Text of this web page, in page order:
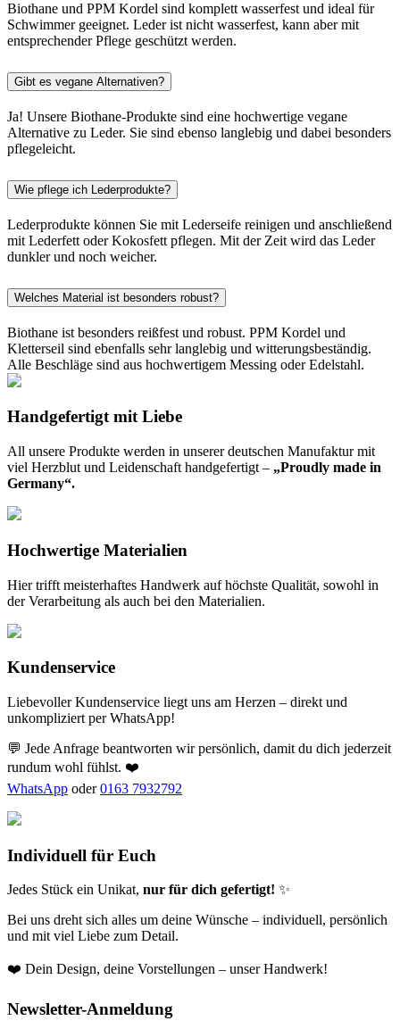
Biothane und PPM Kordel sind komplett wasserfest und ideal für
Schwimmer geeignet. Leder ist nicht wasserfest, kann aber mit
entsprechender Pflege geschützt werden.
Gibt es vegane Alternativen?
Ja! Unsere Biothane-Produkte sind eine hochwertige vegane
Alternative zu Leder. Sie sind ebenso langlebig und dabei besonders
pflegeleicht.
Wie pflege ich Lederprodukte?
Lederprodukte können Sie mit Lederseife reinigen und anschließend
mit Lederfett oder Kokosfett pflegen. Mit der Zeit wird das Leder
dunkler und noch weicher.
Welches Material ist besonders robust?
Biothane ist besonders reißfest und robust. PPM Kordel und
Kletterseil sind ebenfalls sehr langlebig und witterungsbeständig.
Alle Beschläge sind aus hochwertigem Messing oder Edelstahl.
Handgefertigt mit Liebe
All unsere Produkte werden in unserer deutschen Manufaktur mit
viel Herzblut und Leidenschaft handgefertigt – „Proudly made in
Germany“.
Hochwertige Materialien
Hier trifft meisterhaftes Handwerk auf höchste Qualität, sowohl in
der Verarbeitung als auch bei den Materialien.
Kundenservice
Liebevoller Kundenservice liegt uns am Herzen – direkt und
unkompliziert per WhatsApp!
💬 Jede Anfrage beantworten wir persönlich, damit du dich jederzeit
rundum wohl fühlst. ❤️
WhatsApp oder0163 7932792
Individuell für Euch
Jedes Stück ein Unikat, nur für dich gefertigt! ✨
Bei uns dreht sich alles um deine Wünsche – individuell, persönlich
und mit viel Liebe zum Detail.
❤️ Dein Design, deine Vorstellungen – unser Handwerk!
Newsletter-Anmeldung